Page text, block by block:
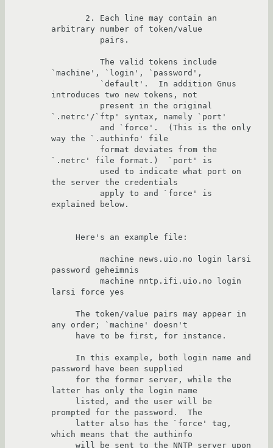
arbitrary number of token/value
`machine', `login', `password',
introduces two new tokens, not
`.netrc'/`ftp' syntax, namely `port'
way the `.authinfo' file
`.netrc' file format.)  `port' is
the server the credentials
explained below.
password geheimnis
larsi force yes
any order; `machine' doesn't
password have been supplied
latter has only the login name
prompted for the password.  The
which means that the authinfo